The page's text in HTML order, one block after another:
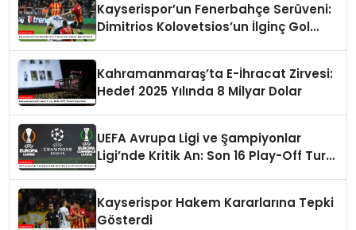
Kayserispor’un Fenerbahçe Serüveni:
Dimitrios Kolovetsios’un İlginç Gol
Kahramanmaraş’ta E-İhracat Zirvesi:
Hedef 2025 Yılında 8 Milyar Dolar
UEFA Avrupa Ligi ve Şampiyonlar
Ligi’nde Kritik An: Son 16 Play-Off Turu
Kayserispor Hakem Kararlarına Tepki
Gösterdi